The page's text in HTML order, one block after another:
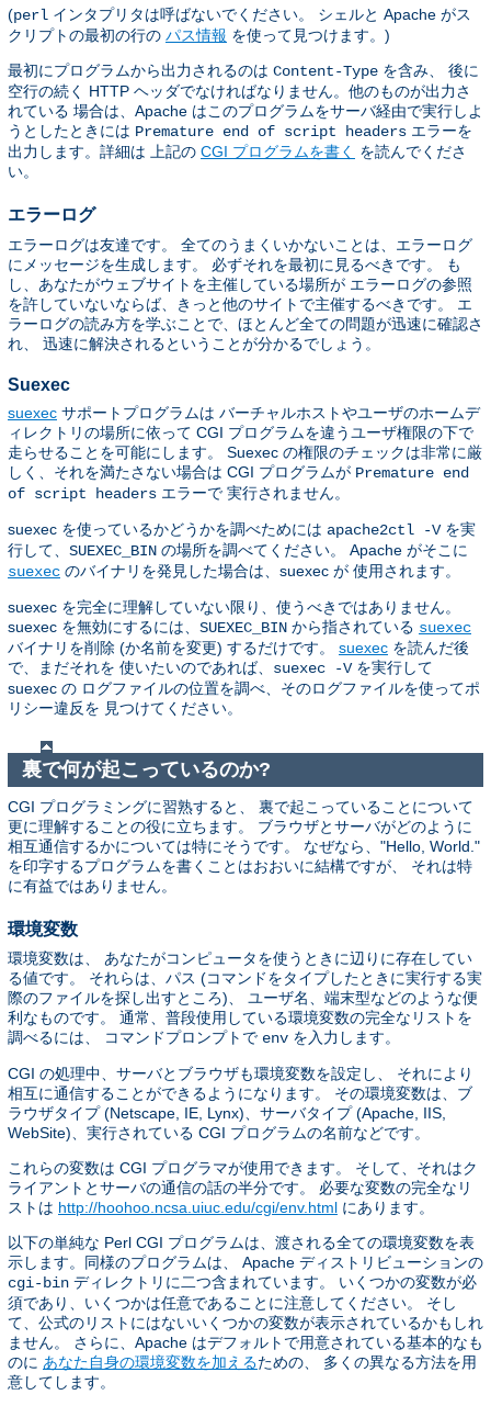
(perl インタプリタは呼ばないでください。 シェルと Apache がス
クリプトの最初の行の パス情報 を使って見つけます。)
最初にプログラムから出力されるのは Content-Type を含み、 後に
空行の続く HTTP ヘッダでなければなりません。他のものが出力さ
れている 場合は、Apache はこのプログラムをサーバ経由で実行しよ
うとしたときには Premature end of script headers エラーを
出力します。詳細は 上記の CGI プログラムを書く
を読んでくださ
い。
エラーログ
エラーログは友達です。 全てのうまくいかないことは、エラーログ
にメッセージを生成します。 必ずそれを最初に見るべきです。 も
し、あなたがウェブサイトを主催している場所が エラーログの参照
を許していないならば、きっと他のサイトで主催するべきです。 エ
ラーログの読み方を学ぶことで、ほとんど全ての問題が迅速に確認さ
れ、 迅速に解決されるということが分かるでしょう。
Suexec
suexec サポートプログラムは バーチャルホストやユーザのホームデ
ィレクトリの場所に依って CGI プログラムを違うユーザ権限の下で
走らせることを可能にします。 Suexec の権限のチェックは非常に厳
しく、それを満たさない場合は CGI プログラムが Premature end
of script headers エラーで 実行されません。
suexec を使っているかどうかを調べためには apache2ctl -Vを実
行して、 SUEXEC_BIN の場所を調べてください。 Apache がそこに
suexec のバイナリを発見した場合は、suexec が 使用されます。
suexec を完全に理解していない限り、使うべきではありません。
suexec を無効にするには、 SUEXEC_BIN から指されている suexec
バイナリを削除 (か名前を変更) するだけです。 suexec を読んだ後
で、まだそれを 使いたいのであれば、 suexec -Vを実行して
suexec の ログファイルの位置を調べ、そのログファイルを使ってポ
リシー違反を 見つけてください。
裏で何が起こっているのか?
CGI プログラミングに習熟すると、 裏で起こっていることについて
更に理解することの役に立ちます。 ブラウザとサーバがどのように
相互通信するかについては特にそうです。 なぜなら、"Hello, World."
を印字するプログラムを書くことはおおいに結構ですが、 それは特
に有益ではありません。
環境変数
環境変数は、 あなたがコンピュータを使うときに辺りに存在してい
る値です。 それらは、パス (コマンドをタイプしたときに実行する実
際のファイルを探し出すところ)、 ユーザ名、端末型などのような便
利なものです。 通常、普段使用している環境変数の完全なリストを
調べるには、 コマンドプロンプトで env を入力します。
CGI の処理中、サーバとブラウザも環境変数を設定し、 それにより
相互に通信することができるようになります。 その環境変数は、ブ
ラウザタイプ (Netscape, IE, Lynx)、サーバタイプ (Apache, IIS,
WebSite)、実行されている CGI プログラムの名前などです。
これらの変数は CGI プログラマが使用できます。 そして、それはク
ライアントとサーバの通信の話の半分です。 必要な変数の完全なリ
ストは http://hoohoo.ncsa.uiuc.edu/cgi/env.html にあります。
以下の単純な Perl CGI プログラムは、渡される全ての環境変数を表
示します。同様のプログラムは、 Apache ディストリビューションの
cgi-bin ディレクトリに二つ含まれています。 いくつかの変数が必
須であり、いくつかは任意であることに注意してください。 そし
て、公式のリストにはないいくつかの変数が表示されているかもしれ
ません。 さらに、Apache はデフォルトで用意されている基本的なも
のに あなた自身の環境変数を加えるための、 多くの異なる方法を用
意してします。